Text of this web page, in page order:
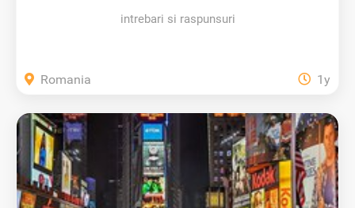
intrebari si raspunsuri
Romania 1y